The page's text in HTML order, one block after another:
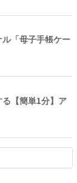
ル「母子手帳ケー
【簡単1分】ア